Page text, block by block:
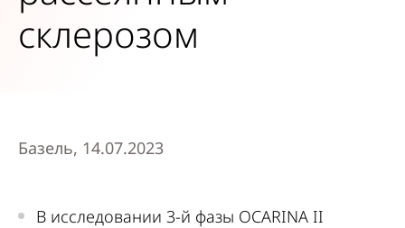
склерозом
Базель, 14.07.2023
В исследовании 3-й фазы OCARINA II